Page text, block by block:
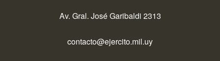
Av. Gral. José Garibaldi 2313
contacto@ejercito.mil.uy